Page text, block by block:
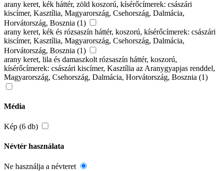
arany keret, kék háttér, zöld koszorú, kísérőcímerek: császári
kiscímer, Kasztília, Magyarország, Csehország, Dalmácia,
Horvátország, Bosznia (1)
arany keret, kék és rózsaszín háttér, koszorú, kísérőcímerek: császári
kiscímer, Kasztília, Magyarország, Csehország, Dalmácia,
Horvátország, Bosznia (1)
arany keret, lila és damaszkolt rózsaszín háttér, koszorú,
kísérőcímerek: császári kiscímer, Kasztília az Aranygyapjas renddel,
Magyarország, Csehország, Dalmácia, Horvátország, Bosznia (1)
Média
Kép (6 db)
Névtér használata
Ne használja a névteret